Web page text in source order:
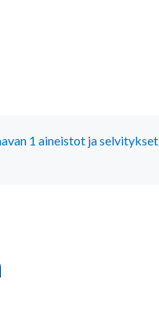
1 aineistot ja selvitykset